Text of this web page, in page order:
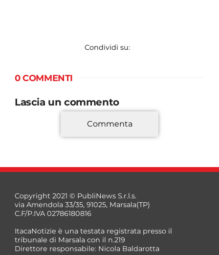
Condividi su:
0 COMMENTI
Lascia un commento
*
Commenta
Copyright 2021 © PubliNews S.r.l.s.
via Amendola 33/35, 91025, Marsala(TP)
C.F/P.IVA 02786180816
ItacaNotizie è una testata registrata presso il
tribunale di Marsala con il n.219
Direttore responsabile: Nicola Baldarotta